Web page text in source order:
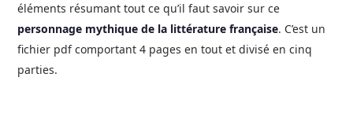
éléments résumant tout ce qu’il faut savoir sur ce
personnage mythique de la littérature française. C’est un
fichier pdf comportant 4 pages en tout et divisé en cinq
parties.